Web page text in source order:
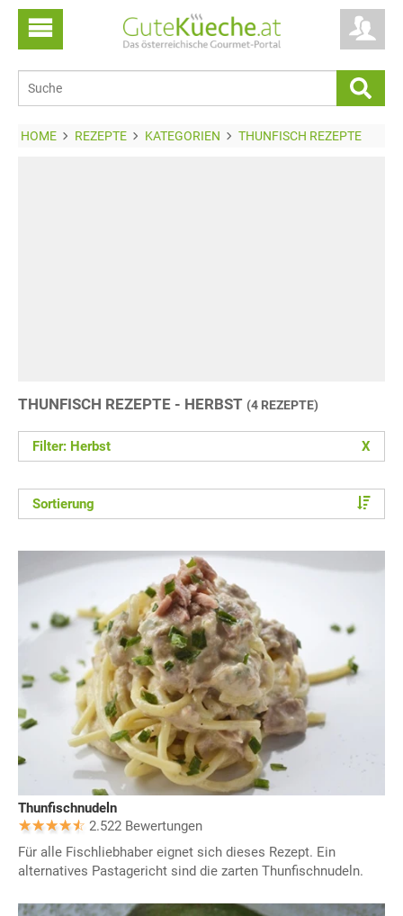
HOME REZEPTE KATEGORIEN THUNFISCH REZEPTE
THUNFISCH REZEPTE - HERBST (4 REZEPTE)
Filter: Herbst X
Sortierung
Thunfischnudeln
2.522 Bewertungen
Für alle Fischliebhaber eignet sich dieses Rezept. Ein
alternatives Pastagericht sind die zarten Thunfischnudeln.